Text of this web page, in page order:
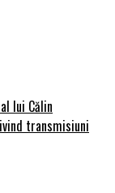
lui Călin
transmisiuni